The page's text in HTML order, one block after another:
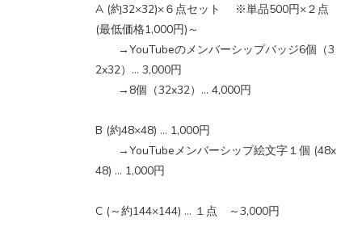
A (約32×32)×６点セット ※単品500円×２点
(最低価格1,000円)～
→YouTubeのメンバーシップバッジ6個（3
2x32）… 3,000円
→8個（32x32）… 4,000円
B (約48×48) … 1,000円
→YouTubeメンバーシップ絵文字１個 (48x
48) … 1,000円
C (～約144×144) … １点 ～3,000円